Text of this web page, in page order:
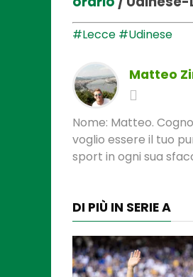
#Lecce #Udinese
Matteo
Nome: Matteo.
voglio essere il tuo
sport in ogni sua
DI PIÙ IN SERIE A